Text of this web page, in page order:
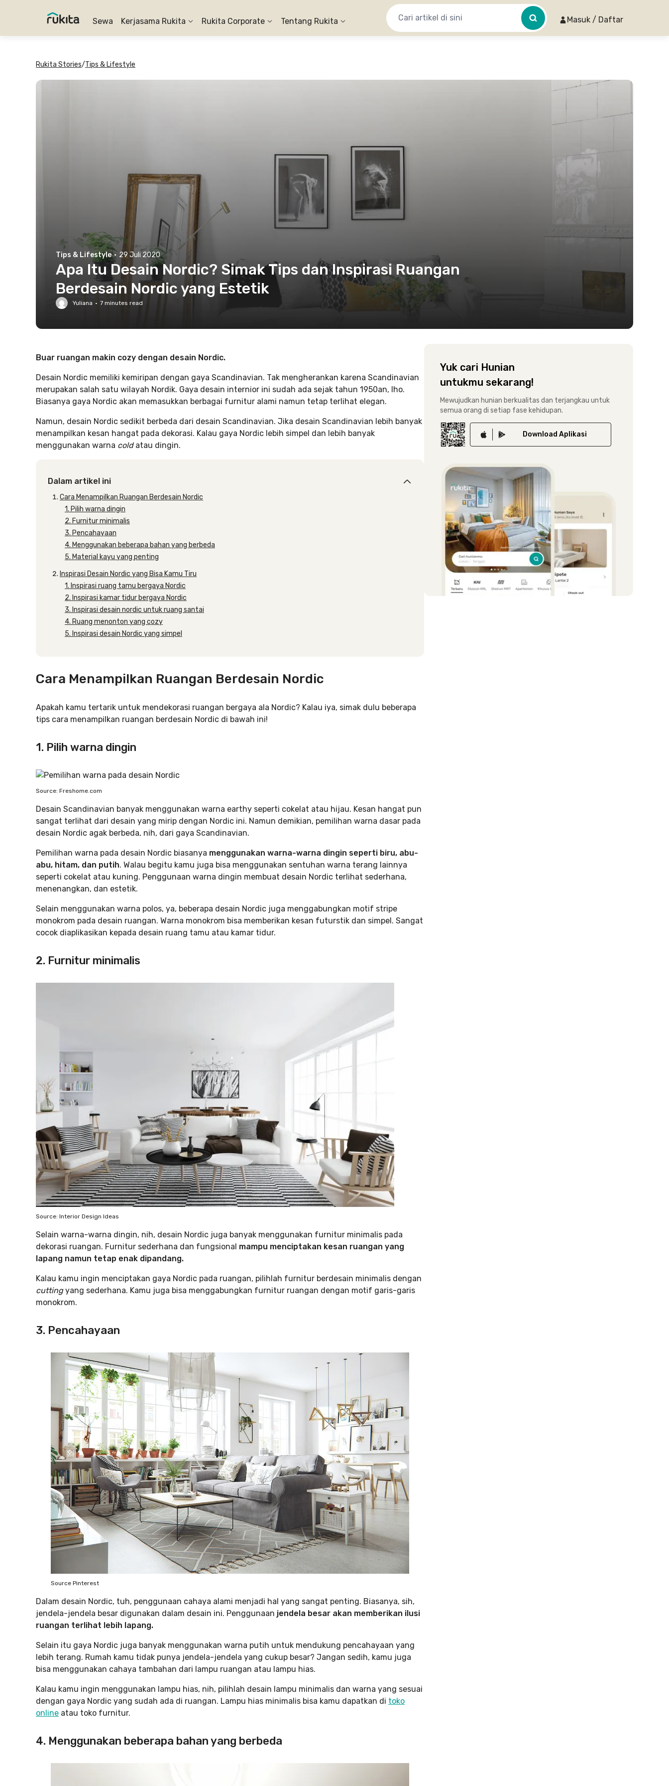
Sewa Kerjasama Rukita Rukita Corporate Tentang Rukita Masuk / Daftar
Rukita Stories/Tips & Lifestyle
Tips & Lifestyle · 29 Juli 2020
Apa Itu Desain Nordic? Simak Tips dan Inspirasi Ruangan
Berdesain Nordic yang Estetik
Yuliana · 7 minutes read
Buar ruangan makin cozy dengan desain Nordic.
Desain Nordic memiliki kemiripan dengan gaya Scandinavian. Tak mengherankan karena Scandinavian
merupakan salah satu wilayah Nordik. Gaya desain internior ini sudah ada sejak tahun 1950an, lho.
Biasanya gaya Nordic akan memasukkan berbagai furnitur alami namun tetap terlihat elegan.
Namun, desain Nordic sedikit berbeda dari desain Scandinavian. Jika desain Scandinavian lebih banyak
menampilkan kesan hangat pada dekorasi. Kalau gaya Nordic lebih simpel dan lebih banyak
menggunakan warna coldatau dingin.
Dalam artikel ini
Cara Menampilkan Ruangan Berdesain Nordic
1. Pilih warna dingin
2. Furnitur minimalis
3. Pencahayaan
4. Menggunakan beberapa bahan yang berbeda
5. Material kayu yang penting
Inspirasi Desain Nordic yang Bisa Kamu Tiru
1. Inspirasi ruang tamu bergaya Nordic
2. Inspirasi kamar tidur bergaya Nordic
3. Inspirasi desain nordic untuk ruang santai
4. Ruang menonton yang cozy
5. Inspirasi desain Nordic yang simpel
Cara Menampilkan Ruangan Berdesain Nordic
Apakah kamu tertarik untuk mendekorasi ruangan bergaya ala Nordic? Kalau iya, simak dulu beberapa
tips cara menampilkan ruangan berdesain Nordic di bawah ini!
1. Pilih warna dingin
Source: Freshome.com
Desain Scandinavian banyak menggunakan warna earthy seperti cokelat atau hijau. Kesan hangat pun
sangat terlihat dari desain yang mirip dengan Nordic ini. Namun demikian, pemilihan warna dasar pada
desain Nordic agak berbeda, nih, dari gaya Scandinavian.
Pemilihan warna pada desain Nordic biasanya menggunakan warna-warna dingin seperti biru, abu-
abu, hitam, dan putih. Walau begitu kamu juga bisa menggunakan sentuhan warna terang lainnya
seperti cokelat atau kuning. Penggunaan warna dingin membuat desain Nordic terlihat sederhana,
menenangkan, dan estetik.
Selain menggunakan warna polos, ya, beberapa desain Nordic juga menggabungkan motif stripe
monokrom pada desain ruangan. Warna monokrom bisa memberikan kesan futurstik dan simpel. Sangat
cocok diaplikasikan kepada desain ruang tamu atau kamar tidur.
2. Furnitur minimalis
Source: Interior Design Ideas
Selain warna-warna dingin, nih, desain Nordic juga banyak menggunakan furnitur minimalis pada
dekorasi ruangan. Furnitur sederhana dan fungsional mampu menciptakan kesan ruangan yang
lapang namun tetap enak dipandang.
Kalau kamu ingin menciptakan gaya Nordic pada ruangan, pilihlah furnitur berdesain minimalis dengan
cuttingyang sederhana. Kamu juga bisa menggabungkan furnitur ruangan dengan motif garis-garis
monokrom.
3. Pencahayaan
Source Pinterest
Dalam desain Nordic, tuh, penggunaan cahaya alami menjadi hal yang sangat penting. Biasanya, sih,
jendela-jendela besar digunakan dalam desain ini. Penggunaan jendela besar akan memberikan ilusi
ruangan terlihat lebih lapang.
Selain itu gaya Nordic juga banyak menggunakan warna putih untuk mendukung pencahayaan yang
lebih terang. Rumah kamu tidak punya jendela-jendela yang cukup besar? Jangan sedih, kamu juga
bisa menggunakan cahaya tambahan dari lampu ruangan atau lampu hias.
Kalau kamu ingin menggunakan lampu hias, nih, pilihlah desain lampu minimalis dan warna yang sesuai
dengan gaya Nordic yang sudah ada di ruangan. Lampu hias minimalis bisa kamu dapatkan di toko
online atau toko furnitur.
4. Menggunakan beberapa bahan yang berbeda
Yuk cari Hunian
untukmu sekarang!
Mewujudkan hunian berkualitas dan terjangkau untuk
semua orang di setiap fase kehidupan.
Download Aplikasi